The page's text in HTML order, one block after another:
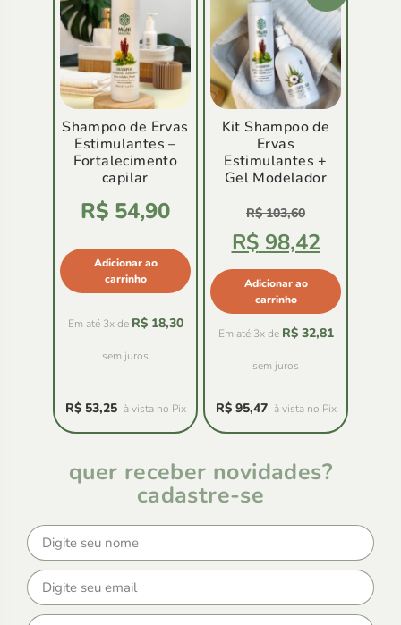
Shampoo de Ervas
Estimulantes –
Fortalecimento
capilar
5.00
de
5
R$ 54,90
Adicionar ao
carrinho
Em até 3x de R$18,30
sem juros
R$53,25 à vista no Pix
Kit Shampoo de
Ervas
Estimulantes +
Gel Modelador
R$103,60
R$98,42
Adicionar ao
carrinho
Em até 3x de R$32,81
sem juros
R$95,47 à vista no Pix
quer receber novidades?
cadastre-se